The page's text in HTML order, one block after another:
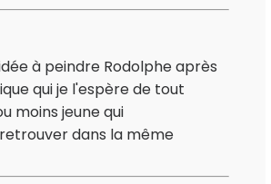
à peindre Rodolphe après
qui je l'espère de tout
moins jeune qui
dans la même